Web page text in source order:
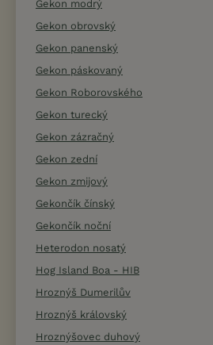
Gekon modrý
Gekon obrovský
Gekon panenský
Gekon páskovaný
Gekon Roborovského
Gekon turecký
Gekon zázračný
Gekon zední
Gekon zmijový
Gekončík čínský
Gekončík noční
Heterodon nosatý
Hog Island Boa - HIB
Hroznýš Dumerilův
Hroznýš královský
Hroznýšovec duhový